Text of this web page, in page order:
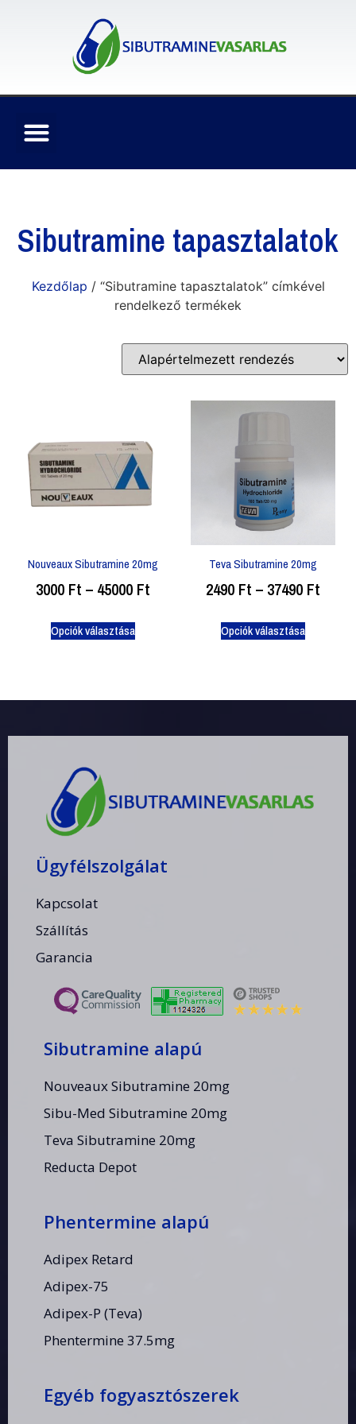
Sibutramine tapasztalatok
Kezdőlap / “Sibutramine tapasztalatok” címkével
rendelkező termékek
Nouveaux Sibutramine 20mg
3000 Ft – 45000 Ft
Opciók választása
Teva Sibutramine 20mg
2490 Ft – 37490 Ft
Opciók választása
Ügyfélszolgálat
Kapcsolat
Szállítás
Garancia
Sibutramine alapú
Nouveaux Sibutramine 20mg
Sibu-Med Sibutramine 20mg
Teva Sibutramine 20mg
Reducta Depot
Phentermine alapú
Adipex Retard
Adipex-75
Adipex-P (Teva)
Phentermine 37.5mg
Egyéb fogyasztószerek